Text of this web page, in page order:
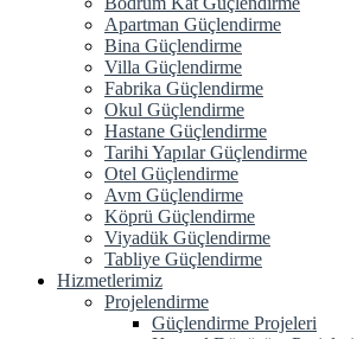
Apartman Güçlendirme
Bina Güçlendirme
Villa Güçlendirme
Fabrika Güçlendirme
Okul Güçlendirme
Hastane Güçlendirme
Tarihi Yapılar Güçlendirme
Otel Güçlendirme
Avm Güçlendirme
Köprü Güçlendirme
Viyadük Güçlendirme
Tabliye Güçlendirme
Hizmetlerimiz
Projelendirme
Güçlendirme Projeleri